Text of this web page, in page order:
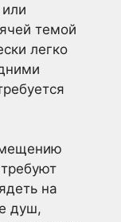
темой
легко
на
душ,